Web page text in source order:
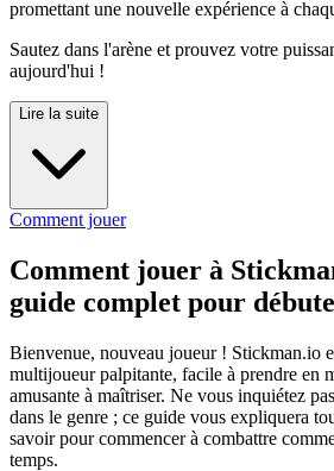
promettant une nouvelle expérience à
Sautez dans l'arène et prouvez votre
aujourd'hui !
Lire la suite
Comment jouer
Comment jouer à
guide complet pour
Bienvenue, nouveau joueur ! Stickman.io
multijoueur palpitante, facile à prendre en
amusante à maîtriser. Ne vous inquiétez
dans le genre ; ce guide vous expliquera
savoir pour commencer à combattre
temps.